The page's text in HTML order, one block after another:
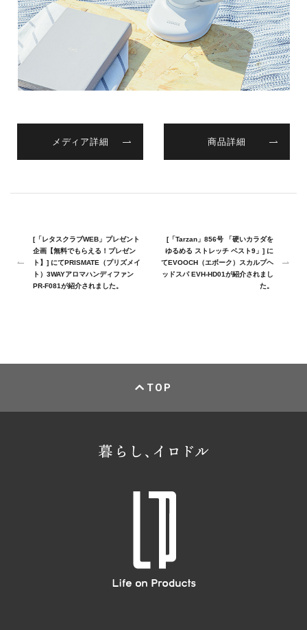
メディア詳細 商品詳細
[「レタスクラブWEB」プレゼント
企画【無料でもらえる！プレゼン
ト】] にてPRISMATE（プリズメイ
ト）3WAYアロマハンディファン
PR-F081が紹介されました。
[「Tarzan」856号 「硬いカラダを
ゆるめる ストレッチ ベスト9」] に
てEVOOCH（エボーク）スカルプヘ
ッドスパ EVH-HD01が紹介されまし
た。
TOP